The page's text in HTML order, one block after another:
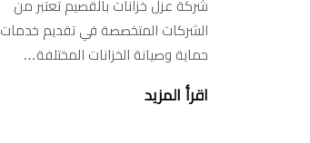
شركة عزل خزانات بالقصيم تعتبر من
الشركات المتخصصة في تقديم خدمات
حماية وصيانة الخزانات المختلفة…
اقرأ المزيد